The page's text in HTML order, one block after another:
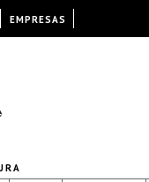
EMPRESAS